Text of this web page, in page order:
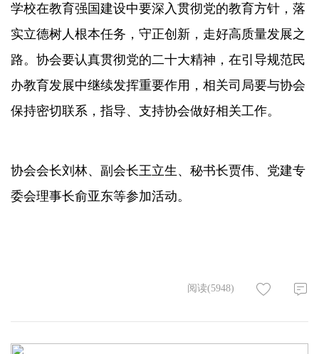
学校在教育强国建设中要深入贯彻党的教育方针，落
实立德树人根本任务，守正创新，走好高质量发展之
路。协会要认真贯彻党的二十大精神，在引导规范民
办教育发展中继续发挥重要作用，相关司局要与协会
保持密切联系，指导、支持协会做好相关工作。
协会会长刘林、副会长王立生、秘书长贾伟、党建专
委会理事长俞亚东等参加活动。
阅读(5948)